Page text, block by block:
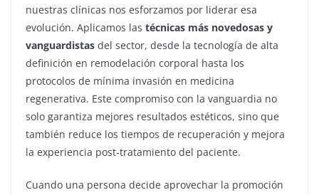
nuestras clínicas nos esforzamos por liderar esa
evolución. Aplicamos las técnicas más novedosas y
vanguardistas del sector, desde la tecnología de alta
definición en remodelación corporal hasta los
protocolos de mínima invasión en medicina
regenerativa. Este compromiso con la vanguardia no
solo garantiza mejores resultados estéticos, sino que
también reduce los tiempos de recuperación y mejora
la experiencia post-tratamiento del paciente.
Cuando una persona decide aprovechar la promoción